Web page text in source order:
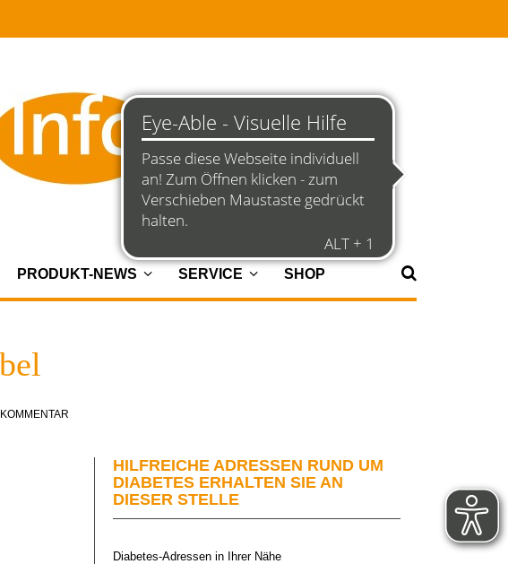
PRODUKT-NEWS SERVICE SHOP
HILFREICHE ADRESSEN RUND UM
DIABETES ERHALTEN SIE AN
DIESER STELLE
Diabetes-Adressen in Ihrer Nähe